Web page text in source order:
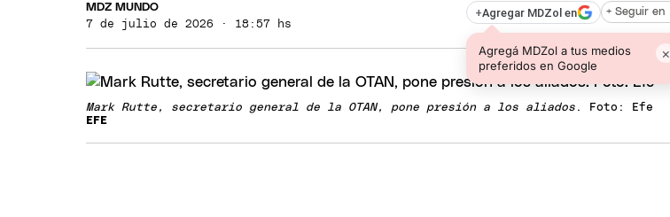
MDZ MUNDO
7 de julio de 2026 · 18:57 hs
+Agregar MDZol en
Agregá MDZol a tus medios
preferidos en Google
×
+ Seguir en
Mark Rutte, secretario general de la OTAN, pone presión a los aliados . Foto: Efe
EFE